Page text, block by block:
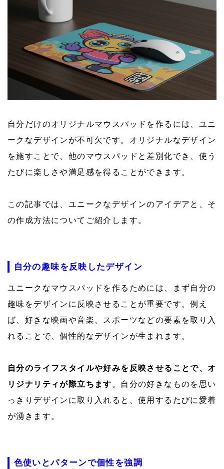
自分だけのオリジナルマウスパッドを作るには、ユニ
ークなデザインが不可欠です。オリジナルなデザイン
を施すことで、他のマウスパッドと差別化でき、使う
たびに楽しさや満足感を得ることができます。
この記事では、ユニークなデザインのアイデアと、そ
の作成方法についてご紹介します。
自分の趣味を反映したデザイン
ユニークなマウスパッドを作るためには、まず自分の
趣味をデザインに反映させることが重要です。例え
ば、好きな映画や音楽、スポーツなどの要素を取り入
れることで、個性的なデザインが生まれます。
自分のライフスタイルや好みを反映させることで、オ
リジナリティが際立ちます。自分の好きなものを思い
っきりデザインに取り入れると、使用するたびに愛着
が湧きます。
色使いとパターンで個性を強調